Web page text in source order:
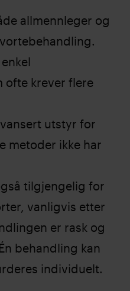
allmennleger og
ofte krever flere
utstyr for
metoder ikke har
tilgjengelig for
vanligvis etter
er rask og
behandling kan
individuelt.